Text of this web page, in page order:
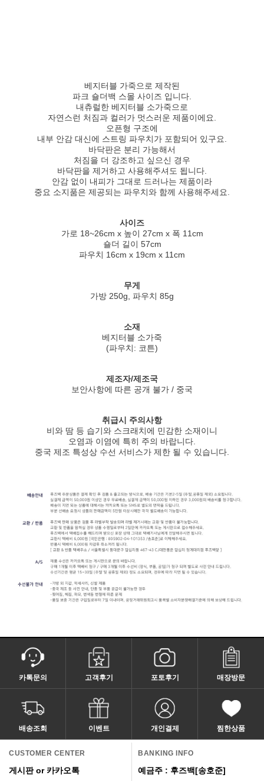
베지터블 가죽으로 제작된
파크 숄더백 스몰 사이즈 입니다.
내츄럴한 베지터블 소가죽으로
자연스런 처짐과 컬러가 멋스러운 제품이에요.
오픈형 구조에
내부 안감 대신에 스트링 파우치가 포함되어 있구요.
바닥판은 분리 가능해서
처짐을 더 강조하고 싶으신 경우
바닥판을 제거하고 사용해주셔도 됩니다.
안감 없이 내피가 그대로 드러나는 제품이라
중요 소지품은 제공되는 파우치와 함께 사용해주세요.
사이즈
가로 18~26cm x 높이 27cm x 폭 11cm
숄더 길이 57cm
파우치 16cm x 19cm x 11cm
무게
가방 250g, 파우치 85g
소재
베지터블 소가죽
(파우치: 코튼)
제조자/제조국
보안사항에 따른 공개 불가 / 중국
취급시 주의사항
비와 땀 등 습기와 스크래치에 민감한 소재이니
오염과 이염에 특히 주의 바랍니다.
중국 제조 특성상 수선 서비스가 제한 될 수 있습니다.
카톡문의 고객후기 포토후기 매장방문
배송조회 이벤트 개인결제 찜한상품
CUSTOMER CENTER
게시판 or 카카오톡
BANKING INFO
예금주 : 후즈백[송호준]